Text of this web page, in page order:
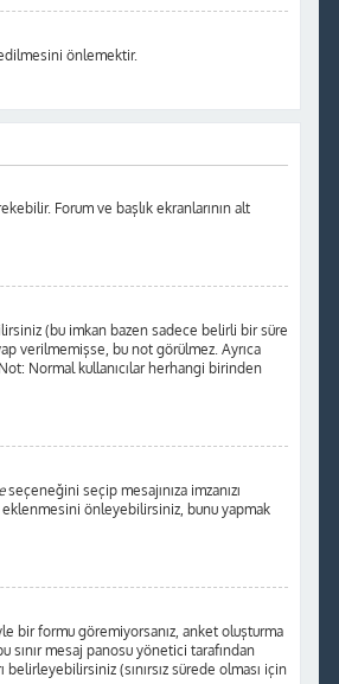
önlemektir.
Forum ve başlık ekranlarının alt
(bu imkan bazen sadece belirli bir süre
verilmemişse, bu not görülmez. Ayrıca
Normal kullanıcılar herhangi birinden
seçeneğini seçip mesajınıza imzanızı
eklenmesini önleyebilirsiniz, bunu yapmak
bir formu göremiyorsanız, anket oluşturma
sınır mesaj panosu yönetici tarafından
belirleyebilirsiniz (sınırsız sürede olması için